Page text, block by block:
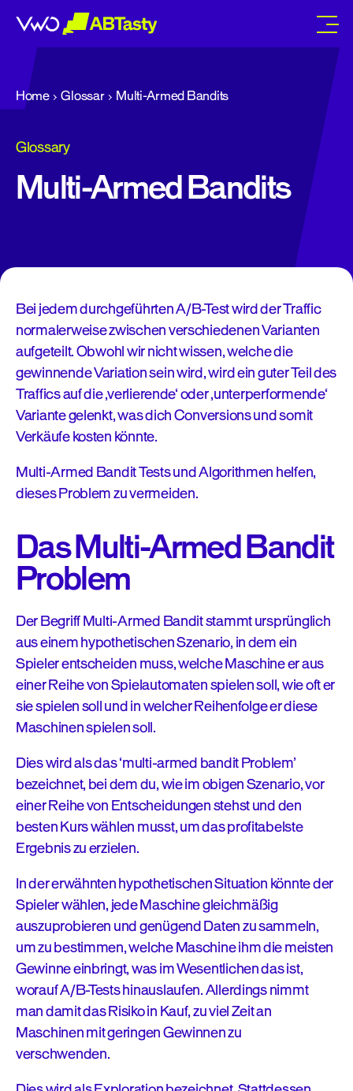
abtasty
Home Glossar Multi-Armed Bandits
Glossary
Multi-Armed Bandits
Bei jedem durchgeführten A/B-Test wird der Traffic
normalerweise zwischen verschiedenen Varianten
aufgeteilt. Obwohl wir nicht wissen, welche die
gewinnende Variation sein wird, wird ein guter Teil des
Traffics auf die ‚verlierende‘ oder ‚unterperformende‘
Variante gelenkt, was dich Conversions und somit
Verkäufe kosten könnte.
Multi-Armed Bandit Tests und Algorithmen helfen,
dieses Problem zu vermeiden.
Das Multi-Armed Bandit
Problem
Der Begriff Multi-Armed Bandit stammt ursprünglich
aus einem hypothetischen Szenario, in dem ein
Spieler entscheiden muss, welche Maschine er aus
einer Reihe von Spielautomaten spielen soll, wie oft er
sie spielen soll und in welcher Reihenfolge er diese
Maschinen spielen soll.
Dies wird als das ‘multi-armed bandit Problem’
bezeichnet, bei dem du, wie im obigen Szenario, vor
einer Reihe von Entscheidungen stehst und den
besten Kurs wählen musst, um das profitabelste
Ergebnis zu erzielen.
In der erwähnten hypothetischen Situation könnte der
Spieler wählen, jede Maschine gleichmäßig
auszuprobieren und genügend Daten zu sammeln,
um zu bestimmen, welche Maschine ihm die meisten
Gewinne einbringt, was im Wesentlichen das ist,
worauf A/B-Tests hinauslaufen. Allerdings nimmt
man damit das Risiko in Kauf, zu viel Zeit an
Maschinen mit geringen Gewinnen zu
verschwenden.